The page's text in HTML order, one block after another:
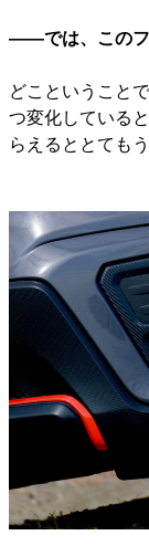
――では、このフ
どこということ
つ変化している
らえるととても